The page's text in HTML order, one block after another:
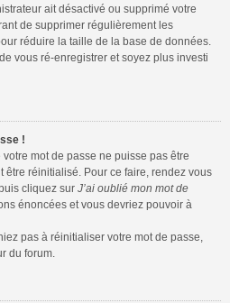
ait désactivé ou supprimé votre
de supprimer régulièrement les
réduire la taille de la base de données.
vous ré-enregistrer et soyez plus investi
!
mot de passe ne puisse pas être
être réinitialisé. Pour ce faire, rendez vous
cliquez sur J’ai oublié mon mot de
énoncées et vous devriez pouvoir à
pas à réinitialiser votre mot de passe,
du forum.